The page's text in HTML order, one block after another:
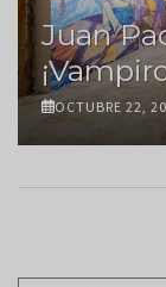
Juan
OCTUBRE 22,
Paginación